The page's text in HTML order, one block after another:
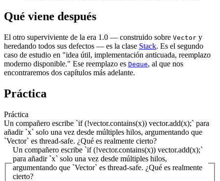
Qué viene después
El otro superviviente de la era 1.0 — construido sobre Vector y
heredando todos sus defectos — es la clase Stack. Es el segundo
caso de estudio en "idea útil, implementación anticuada, reemplazo
moderno disponible." Ese reemplazo es Deque, al que nos
encontraremos dos capítulos más adelante.
Práctica
Práctica
Un compañero escribe `if (!vector.contains(x)) vector.add(x);` para
añadir `x` solo una vez desde múltiples hilos, argumentando que
`Vector` es thread-safe. ¿Qué es realmente cierto?
Un compañero escribe `if (!vector.contains(x)) vector.add(x);`
para añadir `x` solo una vez desde múltiples hilos,
argumentando que `Vector` es thread-safe. ¿Qué es realmente
cierto?